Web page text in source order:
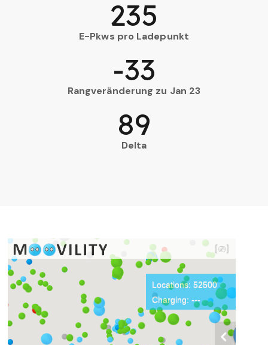
E-Pkws pro Ladepunkt
235
Rangveränderung zu Jan 23
-33
Delta
89